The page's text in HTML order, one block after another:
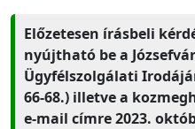
Előzetesen írásbeli
nyújtható be a
Ügyfélszolgálati
66-68.) illetve a
e-mail címre 2023.